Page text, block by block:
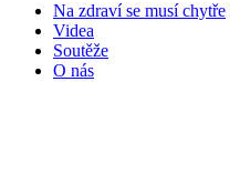
Na zdraví se musí chytře
Videa
Soutěže
O nás